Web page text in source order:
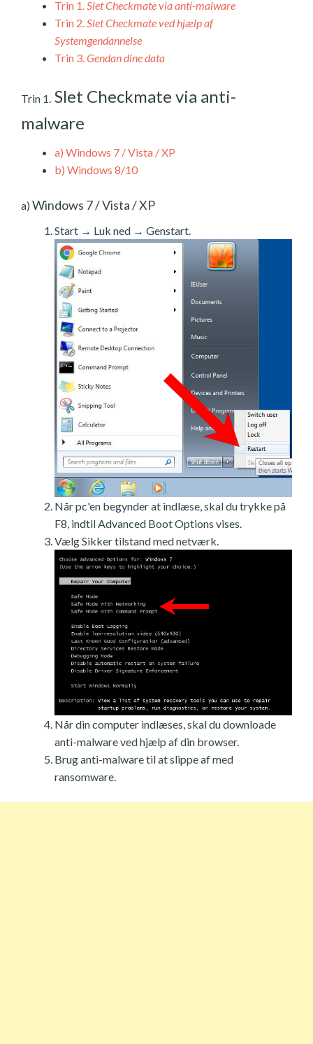
Trin 1.Slet Checkmate via anti-malware
Trin 2.Slet Checkmate ved hjælp af
Systemgendannelse
Trin 3.Gendan dine data
Trin 1. Slet Checkmate via anti-
malware
a) Windows 7 / Vista / XP
b) Windows 8/10
a) Windows 7 / Vista / XP
Start → Luk ned → Genstart.
Når pc'en begynder at indlæse, skal du trykke på
F8, indtil Advanced Boot Options vises.
Vælg Sikker tilstand med netværk.
Når din computer indlæses, skal du downloade
anti-malware ved hjælp af din browser.
Brug anti-malware til at slippe af med
ransomware.